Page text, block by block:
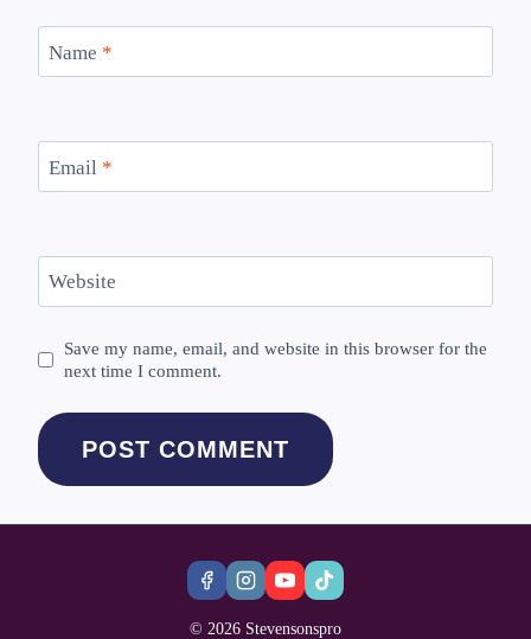
Name *
Email *
Website
Save my name, email, and website in this browser for the
next time I comment.
© 2026 Stevensonspro